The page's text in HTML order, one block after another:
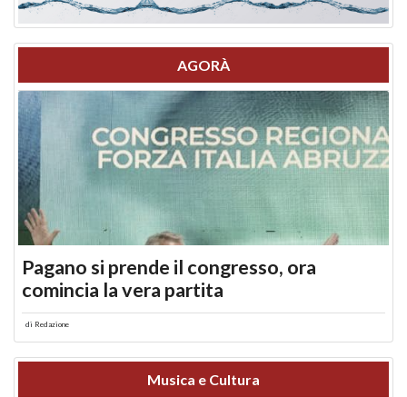
AGORÀ
Pagano si prende il congresso, ora
comincia la vera partita
di Redazione
Musica e Cultura